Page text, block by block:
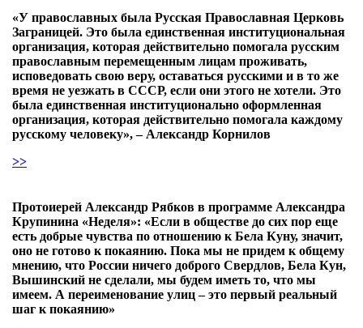
«У православных была Русская Православная Церковь
Заграницей. Это была единственная институциональная
организация, которая действительно помогала русским
православным перемещенным лицам проживать,
исповедовать свою веру, оставаться русскими и в то же
время не уезжать в СССР, если они этого не хотели. Это
была единственная институционально оформленная
организация, которая действительно помогала каждому
русскому человеку», – Александр Корнилов
>>
Протоиерей Александр Рябков в программе Александра
Крупинина «Неделя»: «Если в обществе до сих пор еще
есть добрые чувства по отношению к Бела Куну, значит,
оно не готово к покаянию. Пока мы не придем к общему
мнению, что России ничего доброго Свердлов, Бела Кун,
Вышинский не сделали, мы будем иметь то, что мы
имеем. А переименование улиц – это первый реальный
шаг к покаянию»